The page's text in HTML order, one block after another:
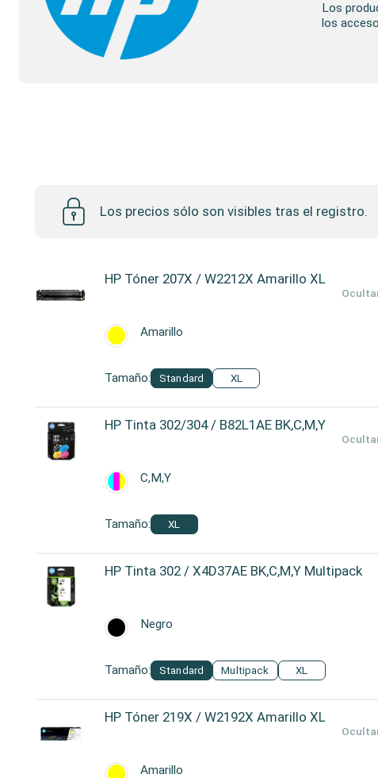
Los
los
Los precios sólo son visibles tras el registro.
HP Tóner 207X / W2212X Amarillo XL
Tamaño: Standard XL
Amarillo
HP Tinta 302/304 / B82L1AE BK,C,M,Y
Tamaño: XL
C,M,Y
HP Tinta 302 / X4D37AE BK,C,M,Y Multipack
Tamaño: Standard Multipack XL
Negro
HP Tóner 219X / W2192X Amarillo XL
Amarillo